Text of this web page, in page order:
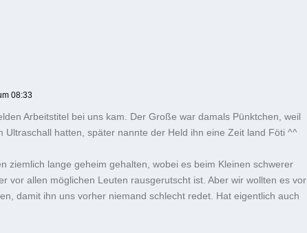
08:33
Arbeitstitel bei uns kam. Der Große war damals Pünktchen, weil
Ultraschall hatten, später nannte der Held ihn eine Zeit land Föti ^^
ziemlich lange geheim gehalten, wobei es beim Kleinen schwerer
vor allen möglichen Leuten rausgerutscht ist. Aber wir wollten es vor
damit ihn uns vorher niemand schlecht redet. Hat eigentlich auch